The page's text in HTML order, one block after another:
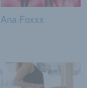
Ana Foxxx